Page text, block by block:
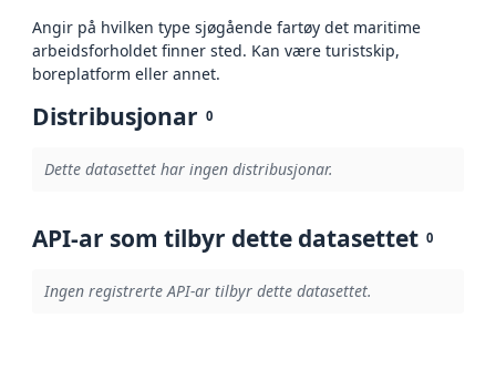
Angir på hvilken type sjøgående fartøy det maritime
arbeidsforholdet finner sted. Kan være turistskip,
boreplatform eller annet.
Distribusjonar 0
Dette datasettet har ingen distribusjonar.
API-ar som tilbyr dette datasettet 0
Ingen registrerte API-ar tilbyr dette datasettet.